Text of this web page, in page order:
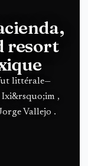
resort
littérale—
Ixi&rsquo;im ,
Vallejo .